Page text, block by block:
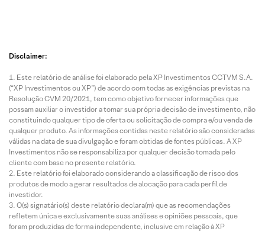
Disclaimer:
Este relatório de análise foi elaborado pela XP Investimentos CCTVM S.A.
(“XP Investimentos ou XP”) de acordo com todas as exigências previstas na
Resolução CVM 20/2021, tem como objetivo fornecer informações que
possam auxiliar o investidor a tomar sua própria decisão de investimento, não
constituindo qualquer tipo de oferta ou solicitação de compra e/ou venda de
qualquer produto. As informações contidas neste relatório são consideradas
válidas na data de sua divulgação e foram obtidas de fontes públicas. A XP
Investimentos não se responsabiliza por qualquer decisão tomada pelo
cliente com base no presente relatório.
Este relatório foi elaborado considerando a classificação de risco dos
produtos de modo a gerar resultados de alocação para cada perfil de
investidor.
O(s) signatário(s) deste relatório declara(m) que as recomendações
refletem única e exclusivamente suas análises e opiniões pessoais, que
foram produzidas de forma independente, inclusive em relação à XP